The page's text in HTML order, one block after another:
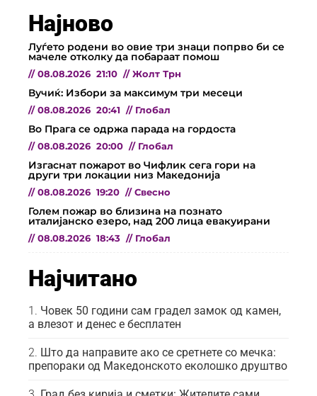
Најново
Луѓето родени во овие три знаци попрво би се
мачеле отколку да побараат помош
// 08.08.2026 21:10 // Жолт Трн
Вучиќ: Избори за максимум три месеци
// 08.08.2026 20:41 // Глобал
Во Прага се одржа парада на гордоста
// 08.08.2026 20:00 // Глобал
Изгаснат пожарот во Чифлик сега гори на
други три локации низ Македонија
// 08.08.2026 19:20 // Свесно
Голем пожар во близина на познато
италијанско езеро, над 200 лица евакуирани
// 08.08.2026 18:43 // Глобал
Најчитано
Човек 50 години сам градел замок од камен,
а влезот и денес е бесплатен
Што да направите ако се сретнете со мечка:
препораки од Македонското еколошко друштво